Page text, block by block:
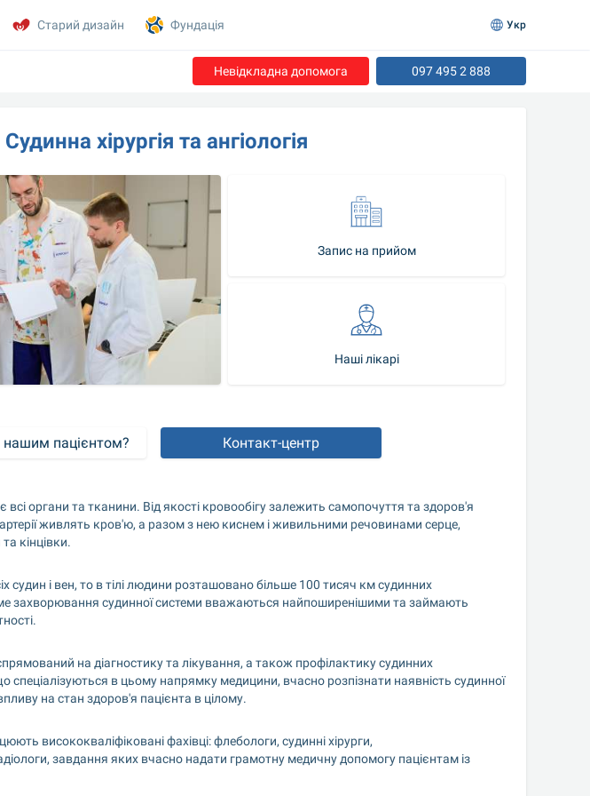
Невідкладна допомога 097 495 2 888
Судинна хірургія та ангіологія
Запис на прийом
Наші лікарі
нашим пацієнтом? Контакт-центр
органи та тканини. Від якості кровообігу залежить самопочуття та здоров'я
живлять кров'ю, а разом з нею киснем і живильними речовинами серце,
кінцівки.
судин і вен, то в тілі людини розташовано більше 100 тисяч км судинних
захворювання судинної системи вважаються найпоширенішими та займають
на діагностику та лікування, а також профілактику судинних
спеціалізуються в цьому напрямку медицини, вчасно розпізнати наявність судинної
впливу на стан здоров'я пацієнта в цілому.
висококваліфіковані фахівці: флебологи, судинні хірурги,
завдання яких вчасно надати грамотну медичну допомогу пацієнтам із
Старий дизайн Фундація Укр